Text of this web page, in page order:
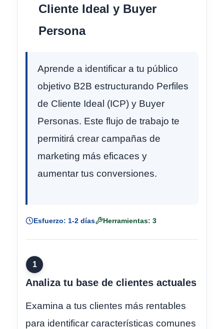
Cliente Ideal y Buyer
Persona
Aprende a identificar a tu público
objetivo B2B estructurando Perfiles
de Cliente Ideal (ICP) y Buyer
Personas. Este flujo de trabajo te
permitirá crear campañas de
marketing más eficaces y
aumentar tus conversiones.
Esfuerzo: 1-2 días Herramientas: 3
1
Analiza tu base de clientes actuales
Examina a tus clientes más rentables
para identificar características comunes